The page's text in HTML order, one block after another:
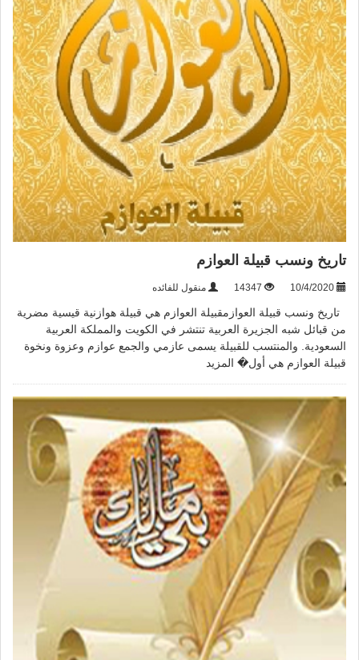
تاريخ ونسب قبيلة العوازم
14347 منقول للفائده
تاريخ ونسب قبيلة العوازمقبيلة العوازم هي قبيلة هوازنية قيسية مضرية
من قبائل شبه الجزيرة العربية تنتشر في الكويت والمملكة العربية
السعودية. والمنتسب للقبيلة يسمى عازمي والجمع عوازم وعزوة ونخوة
قبيلة العوازم هي أول�المزيد